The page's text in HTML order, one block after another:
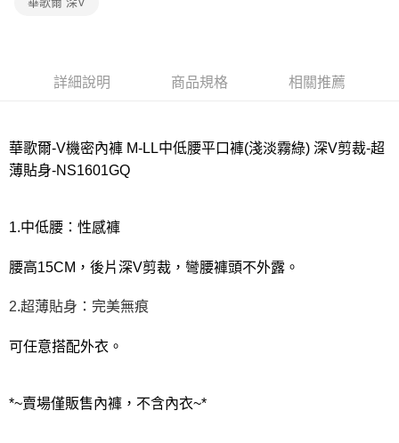
每筆NT$80，滿NT$1,000(含以上)免運費
詳細說明 商品規格 相關推薦
華歌爾-V機密內褲 M-LL中低腰平口褲(淺淡霧綠) 深V剪裁-超
薄貼身-NS1601GQ
1.中低腰：性感褲
腰高15CM，後片深V剪裁，彎腰褲頭不外露。
2.超薄貼身：完美無痕
可任意搭配外衣。
*~賣場僅販售內褲，不含內衣~*